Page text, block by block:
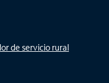
de servicio rural